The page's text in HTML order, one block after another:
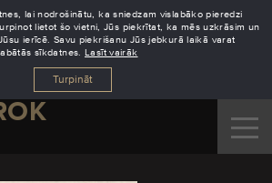
lai nodrošinātu, ka sniedzam vislabāko pieredzi
lietot šo vietni, Jūs piekrītat, ka mēs uzkrāsim un
ierīcē. Savu piekrišanu Jūs jebkurā laikā varat
sīkdatnes. Lasīt vairāk
Turpināt